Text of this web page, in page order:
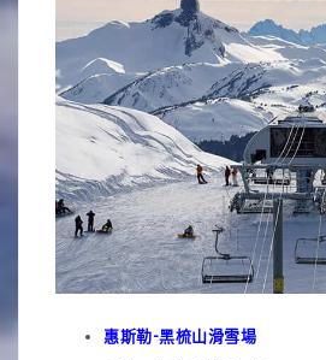
惠斯勒-黑梳山滑雪場